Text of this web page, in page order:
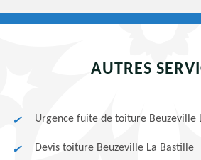
AUTRES
Urgence fuite de toiture Beuzeville
Devis toiture Beuzeville La Bastille